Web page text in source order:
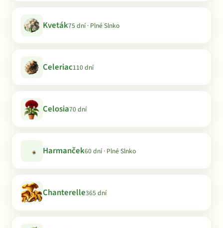
Kveták75 dní · Plné Slnko
Celeriac110 dní
Celosia70 dní
Harmanček60 dní · Plné Slnko
Chanterelle365 dní